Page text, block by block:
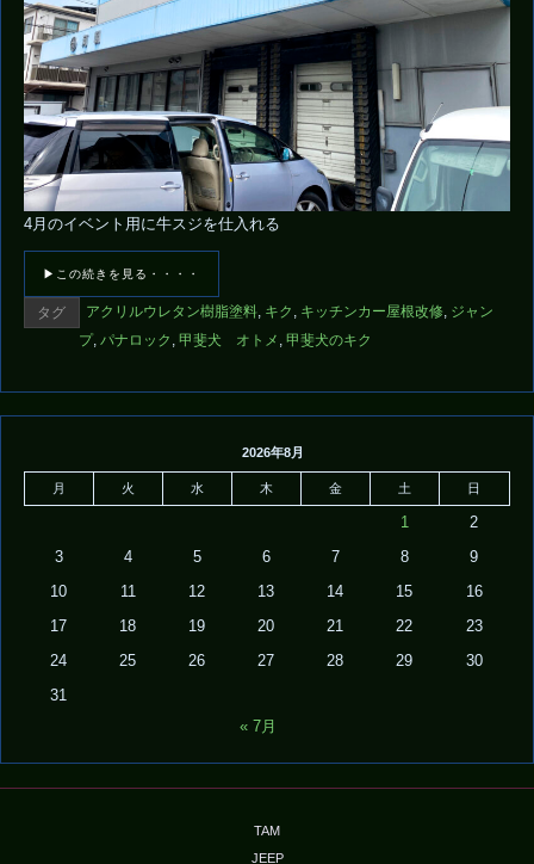
4月のイベント用に牛スジを仕入れる
▶この続きを見る・・・・
タグ アクリルウレタン樹脂塗料, キク , キッチンカー屋根改修, ジャン
プ, パナロック , 甲斐犬 オトメ , 甲斐犬のキク
2026年8月
月 火 水 木 金 土 日
1 2
3 4 5 6 7 8 9
10 11 12 13 14 15 16
17 18 19 20 21 22 23
24 25 26 27 28 29 30
31
« 7月
TAM
JEEP